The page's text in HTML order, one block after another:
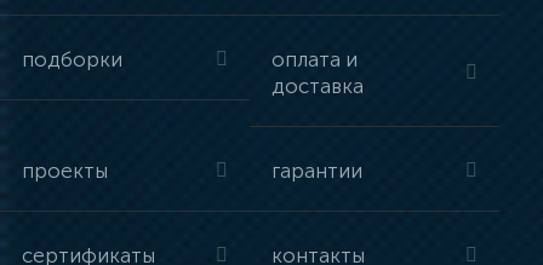
подборки
оплата и
доставка
проекты гарантии
сертификаты контакты